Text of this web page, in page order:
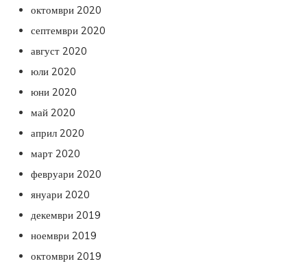
октомври 2020
септември 2020
август 2020
юли 2020
юни 2020
май 2020
април 2020
март 2020
февруари 2020
януари 2020
декември 2019
ноември 2019
октомври 2019